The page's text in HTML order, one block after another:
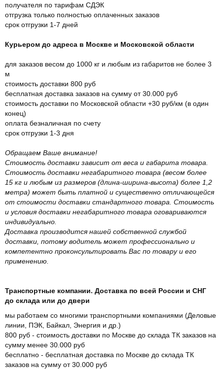
получателя по тарифам СДЭК
отгрузка только полностью оплаченных заказов
срок отгрузки 1-7 дней
Курьером до адреса в Москве и Московской области
для заказов весом до 1000 кг и любым из габаритов не более 3
м
стоимость доставки 800 руб
бесплатная доставка заказов на сумму от 30.000 руб
стоимость доставки по Московской области +30 руб/км (в один
конец)
оплата безналичная по счету
срок отгрузки 1-3 дня
Обращаем Ваше внимание!
Стоимость доставки зависит от веса и габарита товара.
Стоимость доставки негабаритного товара (весом более
15 кг и любым из размеров (длина-ширина-высота) более 1,2
метра) может быть платной и существенно отличающейся
от стоимости доставки стандартного товара. Стоимость
и условия доставки негабаритного товара оговариваются
индивидуально.
Доставка производится нашей собственной службой
доставки, потому водитель может профессионально и
компетентно проконсультировать Вас по товару и его
применению.
Транспортные компании. Доставка по всей России и СНГ
до склада или до двери
мы работаем со многими транспортными компаниями (Деловые
линии, ПЭК, Байкал, Энергия и др.)
800 руб - стоимость доставки по Москве до склада ТК заказов на
сумму менее 30.000 руб
бесплатно - бесплатная доставка по Москве до склада ТК
заказов на сумму от 30.000 руб